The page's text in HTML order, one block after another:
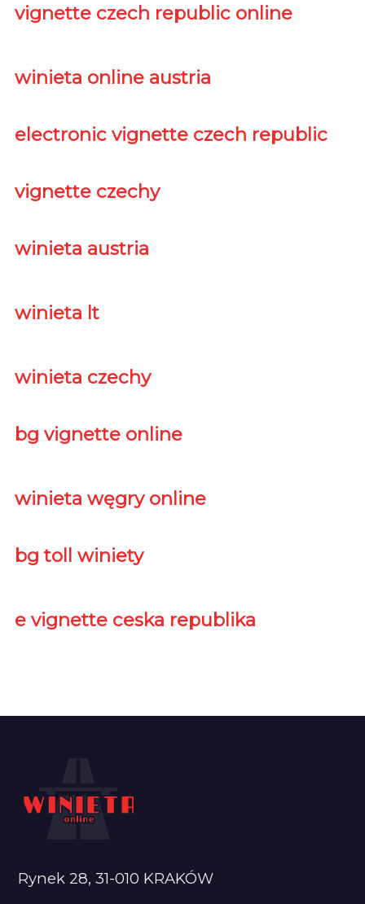
vignette czech republic online
winieta online austria
electronic vignette czech republic
vignette czechy
winieta austria
winieta lt
winieta czechy
bg vignette online
winieta węgry online
bg toll winiety
e vignette ceska republika
Rynek 28, 31-010 KRAKÓW